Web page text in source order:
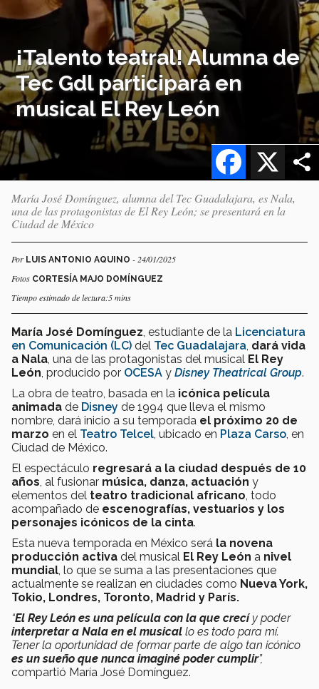
¡Talento teatral! Alumna de
Tec Gdl participará en
musical El Rey León
X
Facebook
María José Domínguez, alumna del Tec Guadalajara, es Nala,
una de las protagonistas de El Rey León; se presentará en la
Ciudad de México
Por LUIS ANTONIO AQUINO - 24/01/2025
Fotos CORTESÍA MAJO DOMÍNGUEZ
Tiempo estimado de lectura:5 mins
María José Domínguez , estudiante de la Licenciatura
en Comunicación (LC) del Tec Guadalajara dará vida
a Nala , una de las protagonistas del musical El Rey
León , producido por OCESA y Disney Theatrical Group.
La obra de teatro, basada en la icónica película
animada de Disney de 1994 que lleva el mismo
nombre, dará inicio a su temporada el próximo 20 de
marzo en el Teatro Telcel , ubicado en Plaza Carso , en
Ciudad de México.
El espectáculo regresará a la ciudad después de 10
años , al fusionar música, danza, actuación y
elementos del teatro tradicional africano , todo
acompañado de escenografías, vestuarios y los
personajes icónicos de la cinta.
Esta nueva temporada en México será la novena
producción activa del musical El Rey León a nivel
mundial , lo que se suma a las presentaciones que
actualmente se realizan en ciudades como Nueva York,
Tokio, Londres, Toronto, Madrid y París.
“El Rey León es una película con la que crecíy poder
interpretar a Nala en el musical lo es todo para mí.
Tener la oportunidad de formar parte de algo tan icónico
es un sueño que nunca imaginé poder cumplir”,
compartió María José Domínguez.